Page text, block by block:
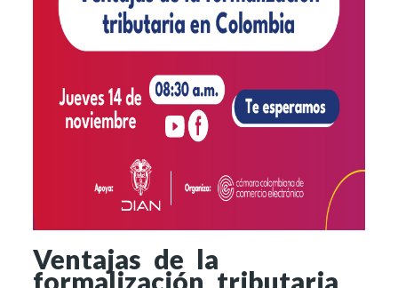
Ventajas de la
formalización tributaria